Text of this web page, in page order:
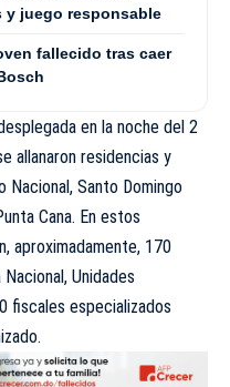
y juego responsable
fallecido tras caer
en la noche del 2
allanaron residencias y
Nacional, Santo Domingo
Cana. En estos
aproximadamente, 170
Unidades
fiscales especializados